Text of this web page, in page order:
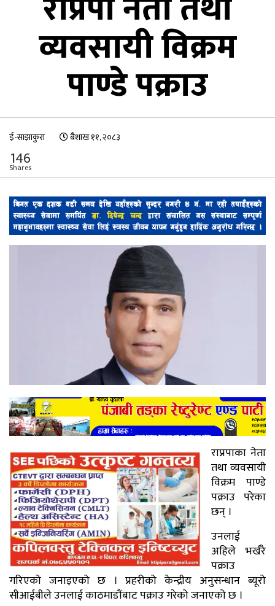
व्यवसायी विक्रम
पाण्डे पक्राउ
ई-साझाकुरा बैशाख ११, २०८३
146
Shares
राप्रपाका नेता
तथा व्यवसायी
विक्रम पाण्डे
पक्राउ परेका
छन् ।
उनलाई
अहिले भर्खरै
पक्राउ
गरिएको जनाइएको छ । प्रहरीको केन्द्रीय अनुसन्धान ब्यूरो
सीआईबीले उनलाई काठमाडौंबाट पक्राउ गरेको जनाएको छ ।